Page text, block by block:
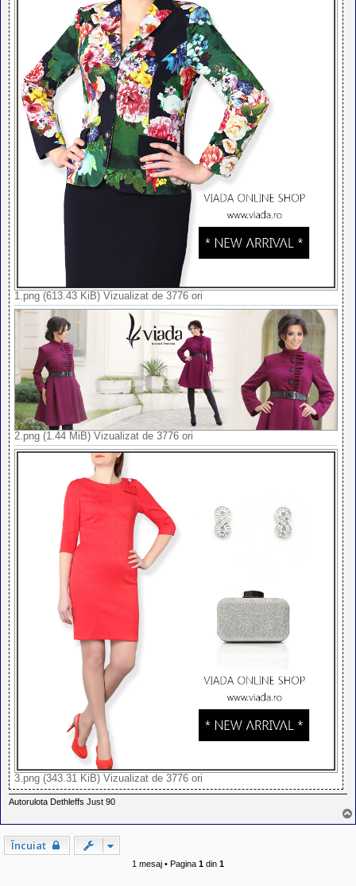
1.png (613.43 KiB) Vizualizat de 3776 ori
2.png (1.44 MiB) Vizualizat de 3776 ori
3.png (343.31 KiB) Vizualizat de 3776 ori
Autorulota Dethleffs Just 90
Încuiat
1 mesaj • Pagina 1 din 1